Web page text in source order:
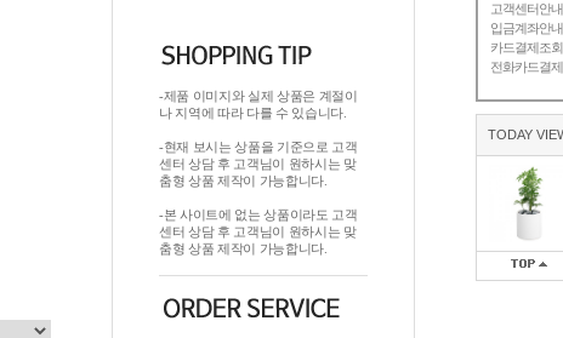
고객센터안내
입금계좌안내
카드결제조회
전화카드결제
TODAY
-제품 이미지와 실제 상품은 계절이
나 지역에 따라 다를 수 있습니다.
-현재 보시는 상품을 기준으로 고객
센터 상담 후 고객님이 원하시는 맞
춤형 상품 제작이 가능합니다.
-본 사이트에 없는 상품이라도 고객
센터 상담 후 고객님이 원하시는 맞
춤형 상품 제작이 가능합니다.